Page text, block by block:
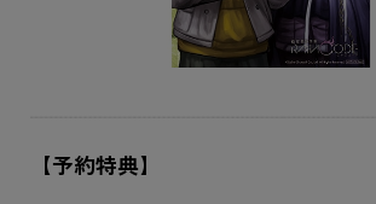
【予約特典】